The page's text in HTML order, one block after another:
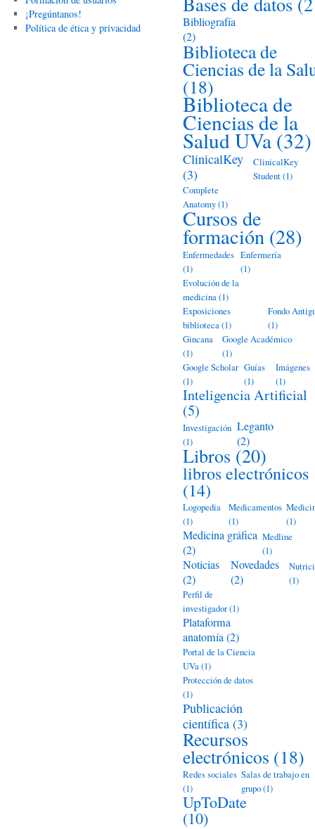
¡Pregúntanos!
Política de ética y privacidad
Bibliografía
(2)
Biblioteca de
Ciencias de la
(18)
Biblioteca de
Ciencias de la
Salud UVa (32)
ClinicalKey
(3)
ClinicalKey
Student(1)
Complete
Anatomy(1)
Cursos de
formación (28)
Enfermedades
(1)
Enfermería
(1)
Evolución de la
medicina(1)
Exposiciones
biblioteca(1)
Fondo
(1)
Gincana
(1)
Google Académico
(1)
Google Scholar
(1)
Guías
(1)
Imágenes
(1)
Inteligencia Artificial
(5)
Investigación
(1)
Leganto
(2)
Libros (20)
libros electrónicos
(14)
Logopedia
(1)
Medicamentos
(1)
(1)
Medicina gráfica
(2)
Medline
(1)
Noticias
(2)
Novedades
(2)
(1)
Perfil de
investigador(1)
Plataforma
anatomía(2)
Portal de la Ciencia
UVa(1)
Protección de datos
(1)
Publicación
científica (3)
Recursos
electrónicos (18)
Redes sociales
(1)
Salas de trabajo en
grupo(1)
UpToDate
(10)